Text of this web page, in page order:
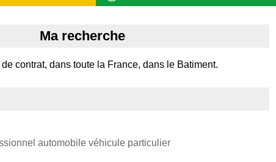
Ma recherche
contrat, dans toute la France, dans le Batiment.
automobile véhicule particulier